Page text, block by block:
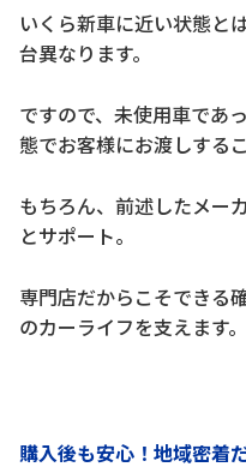
いくら新車に近い状態と
台異なります。
ですので、未使用車であ
態でお客様にお渡しする
もちろん、前述したメー
とサポート。
専門店だからこそできる
のカーライフを支えます。
購入後も安心！地域密着